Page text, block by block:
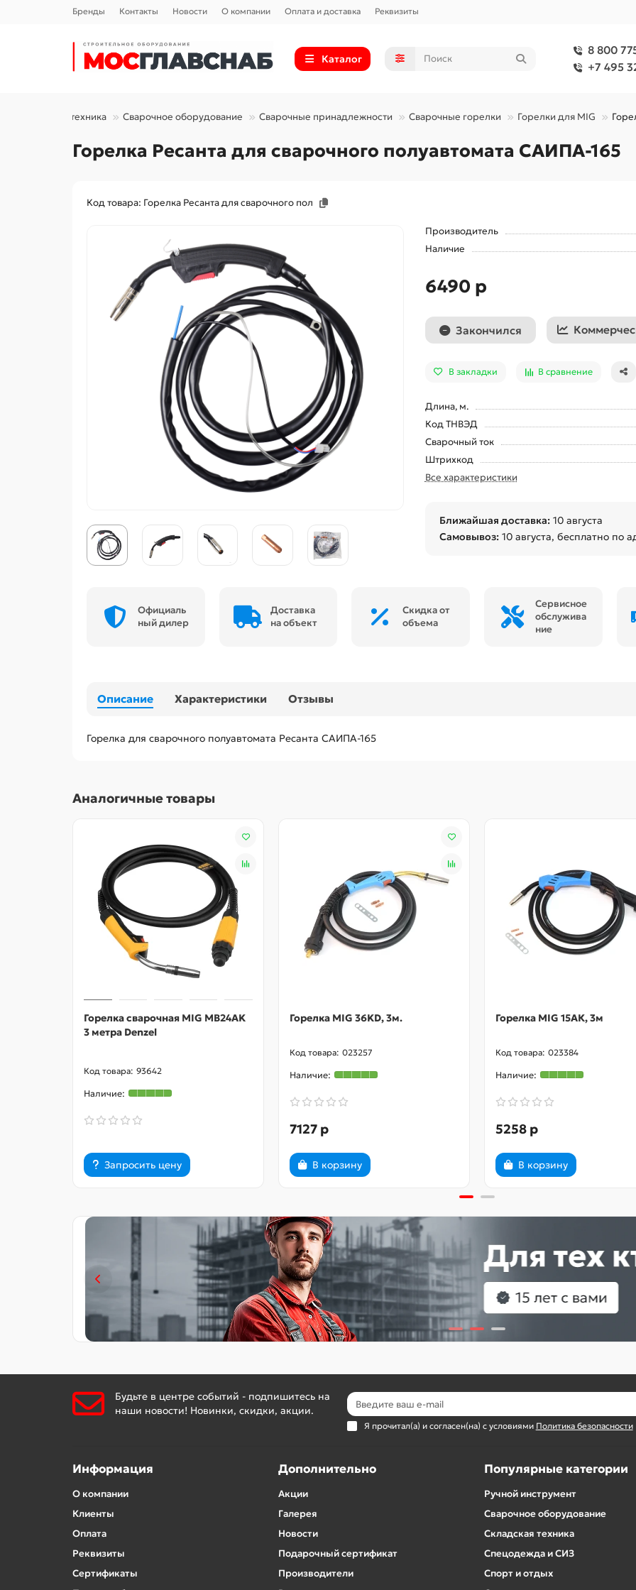
Бренды Контакты Новости О компании Оплата и доставка Реквизиты
Каталог
8 800
+7 495
Силовая техника Сварочное оборудование Сварочные принадлежности Сварочные горелки Горелки для MIG
Горелка Ресанта для сварочного полуавтомата САИПА-165
Код товара: Горелка Ресанта для сварочного пол
Производитель
Наличие
6490 р
Закончился
В закладки В сравнение
Длина, м.
Код ТНВЭД
Сварочный ток
Штрихкод
Все характеристики
Ближайшая доставка: 10 августа
Самовывоз: 10 августа, бесплатно по
Официаль
ный дилер
Доставка
на объект
Скидка от
объема
Сервисное
обслужива
ние
Описание Характеристики Отзывы
Горелка для сварочного полуавтомата Ресанта САИПА-165
Аналогичные товары
Горелка сварочная MIG MB24AK
3 метра Denzel
93642
Запросить цену
Горелка MIG 36KD, 3м.
023257
7127 р
В корзину
Горелка MIG 15АК, 3м
023384
5258 р
В корзину
Будьте в центре событий - подпишитесь на
наши новости! Новинки, скидки, акции.
Я прочитал(а) и согласен(на) с условиями Политика безопасности
Информация
О компании
Клиенты
Оплата
Реквизиты
Сертификаты
Дополнительно
Акции
Галерея
Новости
Подарочный сертификат
Производители
Популярные категории
Ручной инструмент
Сварочное оборудование
Складская техника
Спецодежда и СИЗ
Спорт и отдых